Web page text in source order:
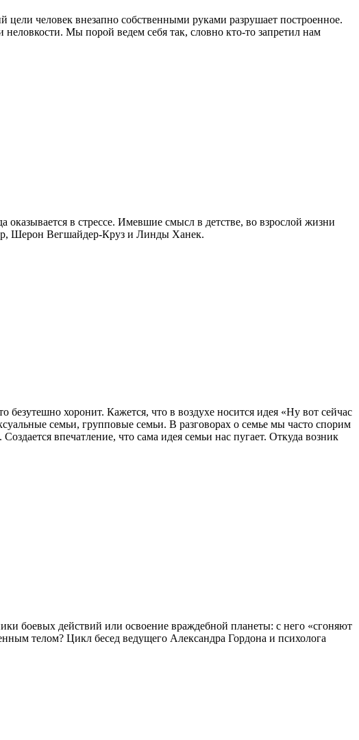
человек внезапно собственными руками разрушает построенное.
Мы порой ведем себя так, словно кто-то запретил нам
в стрессе. Имевшие смысл в детстве, во взрослой жизни
Шерон Вегшайдер-Круз и Линды Ханек.
хоронит. Кажется, что в воздухе носится идея «Ну вот сейчас
семьи, групповые семьи. В разговорах о семье мы часто спорим
впечатление, что сама идея семьи нас пугает. Откуда возник
боевых действий или освоение враждебной планеты: с него «сгоняют
телом? Цикл бесед ведущего Александра Гордона и психолога